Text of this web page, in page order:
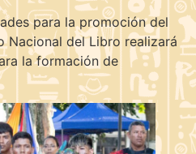
para la promoción del
Nacional del Libro realizará
la formación de